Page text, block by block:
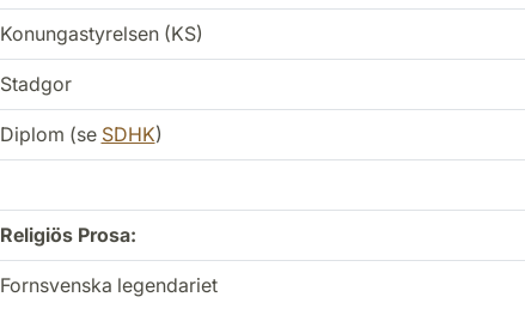
Konungastyrelsen (KS)
Stadgor
Diplom (se SDHK)
Religiös Prosa:
Fornsvenska legendariet